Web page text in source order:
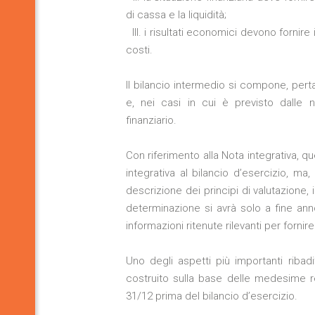
di cassa e la liquidità;
III. i risultati economici devono
costi.
Il bilancio intermedio si compone,
e, nei casi in cui è previsto dalle
finanziario.
Con riferimento alla Nota integrativa,
integrativa al bilancio d’esercizio,
descrizione dei principi di
determinazione si avrà solo a fine
informazioni ritenute rilevanti per
Uno degli aspetti più importanti
costruito sulla base delle medesime
31/12 prima del bilancio d’esercizio.